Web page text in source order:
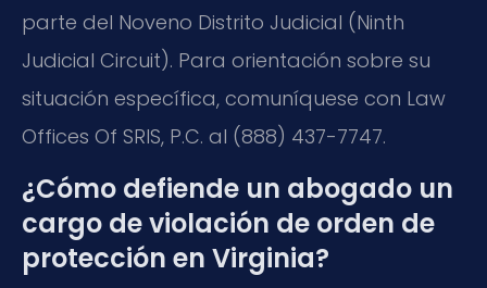
parte del Noveno Distrito Judicial (Ninth
Judicial Circuit). Para orientación sobre su
situación específica, comuníquese con Law
Offices Of SRIS, P.C. al (888) 437-7747.
¿Cómo defiende un abogado un
cargo de violación de orden de
protección en Virginia?